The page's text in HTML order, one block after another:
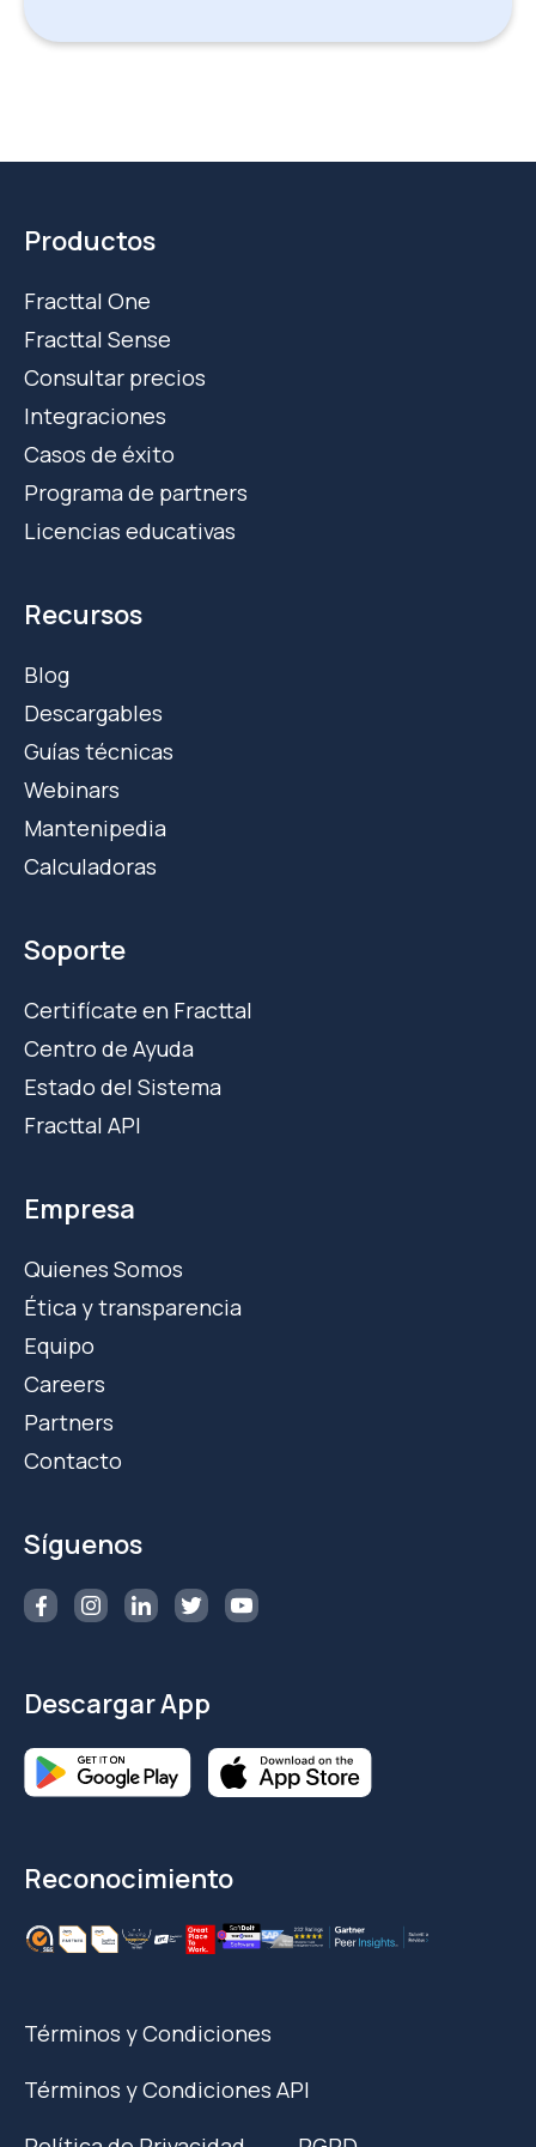
Productos
Fracttal One
Fracttal Sense
Consultar precios
Integraciones
Casos de éxito
Programa de partners
Licencias educativas
Recursos
Blog
Descargables
Guías técnicas
Webinars
Mantenipedia
Calculadoras
Soporte
Certifícate en Fracttal
Centro de Ayuda
Estado del Sistema
Fracttal API
Empresa
Quienes Somos
Ética y transparencia
Equipo
Careers
Partners
Contacto
Síguenos
Descargar App
Reconocimiento
Términos y Condiciones
Términos y Condiciones API